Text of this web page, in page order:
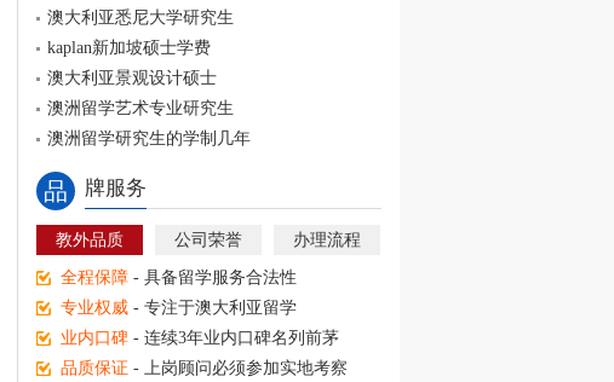
澳大利亚悉尼大学研究生
kaplan新加坡硕士学费
澳大利亚景观设计硕士
澳洲留学艺术专业研究生
澳洲留学研究生的学制几年
品 牌服务
教外品质 公司荣誉 办理流程
全程保障 - 具备留学服务合法性
专业权威 - 专注于澳大利亚留学
业内口碑 - 连续3年业内口碑名列前茅
品质保证 - 上岗顾问必须参加实地考察